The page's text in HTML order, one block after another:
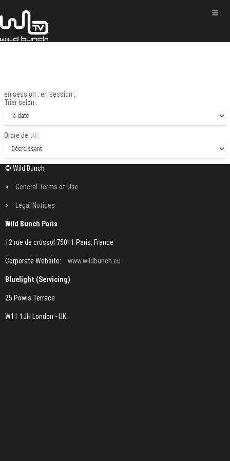
en session : en session :
Trier selon :
Ordre de tri :
© Wild Bunch
> General Terms of Use
> Legal Notices
Wild Bunch Paris
12 rue de crussol 75011 Paris, France
Corporate Website: www.wildbunch.eu
Bluelight (Servicing)
25 Powis Terrace
W11 1JH London - UK